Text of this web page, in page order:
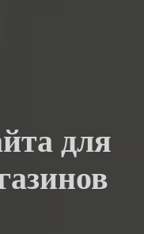
для